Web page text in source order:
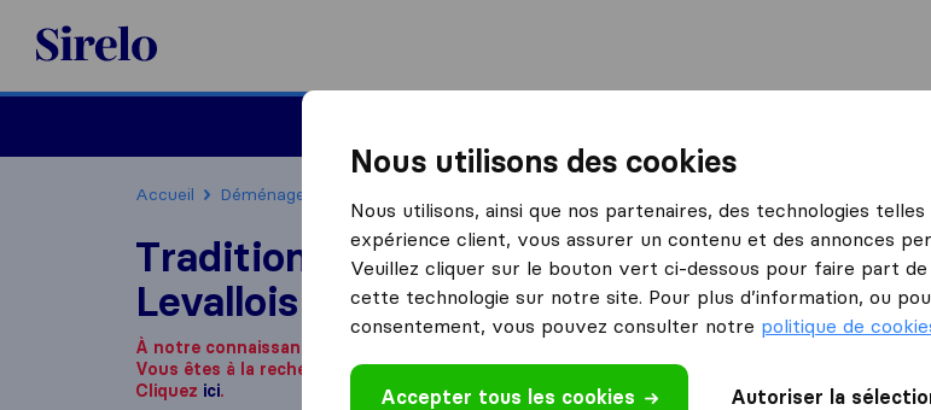
Sirelo.fr
Accueil Déménageurs France
Tradition Demenagement
Levallois-Perret.
À notre connaissance, cette société n'est plus opérationnelle.
Vous êtes à la recherche d'une entreprise de déménagement ?
Cliquez ici.
Nous utilisons des cookies
Nous utilisons, ainsi que nos partenaires, des technologies
expérience client, vous assurer un contenu et des annonces
Veuillez cliquer sur le bouton vert ci-dessous pour faire part
cette technologie sur notre site. Pour plus d’information, ou
consentement, vous pouvez consulter notre politique de
Accepter tous les cookies Autoriser la